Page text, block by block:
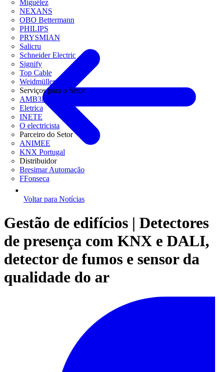
Miguélez
NEXANS
OBO Bettermann
PHILIPS
PRYSMIAN
Salicru
Schneider Electric
Signify
Top Cable
Weidmüller
Serviços para o Setor
AMB3E
Eletrica
INETE
O electricista
Parceiro do Setor
ANIMEE
KNX Portugal
Distribuidor
Bresimar Automação
FFonseca
Voltar para Notícias
Gestão de edifícios | Detectores
de presença com KNX e DALI,
detector de fumos e sensor da
qualidade do ar